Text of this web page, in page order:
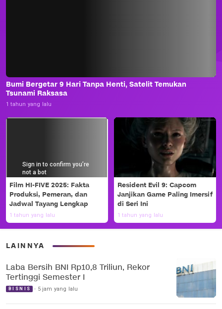
Bumi Bergetar 9 Hari Tanpa Henti, Satelit Temukan
Tsunami Raksasa
1 tahun yang lalu
Film HI-FIVE 2025: Fakta
Produksi, Pemeran, dan
Jadwal Tayang Lengkap
1 tahun yang lalu
Resident Evil 9: Capcom
Janjikan Game Paling Imersif
di Seri Ini
1 tahun yang lalu
LAINNYA
Laba Bersih BNI Rp10,8 Triliun, Rekor
Tertinggi Semester I
BISNIS 5 jam yang lalu